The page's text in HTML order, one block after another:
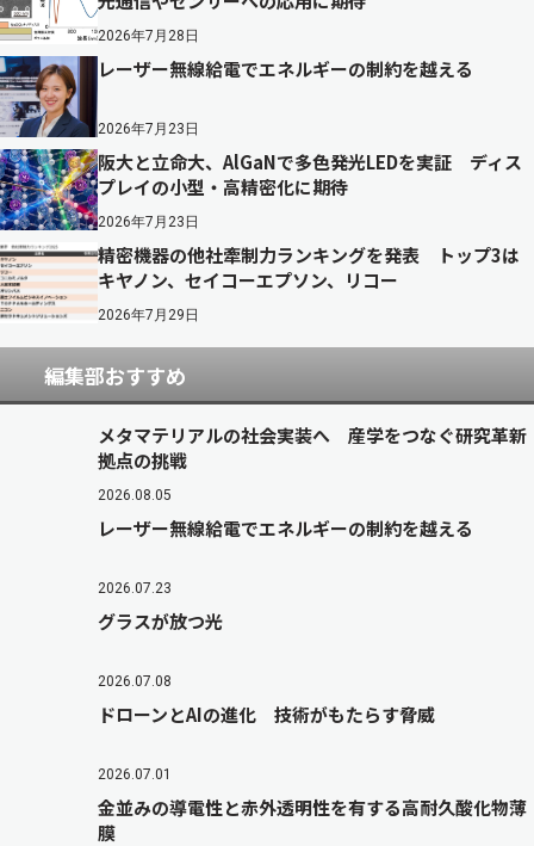
2026年7月28日
レーザー無線給電でエネルギーの制約を越える
2026年7月23日
阪大と立命大、AlGaNで多色発光LEDを実証 ディス
プレイの小型・高精密化に期待
2026年7月23日
精密機器の他社牽制力ランキングを発表 トップ3は
キヤノン、セイコーエプソン、リコー
2026年7月29日
編集部おすすめ
メタマテリアルの社会実装へ 産学をつなぐ研究革新
拠点の挑戦
2026.08.05
レーザー無線給電でエネルギーの制約を越える
2026.07.23
グラスが放つ光
2026.07.08
ドローンとAIの進化 技術がもたらす脅威
2026.07.01
金並みの導電性と赤外透明性を有する高耐久酸化物薄
膜